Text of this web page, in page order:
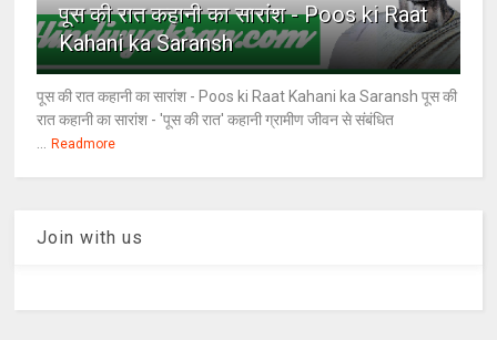
पूस की रात कहानी का सारांश - Poos ki Raat
Kahani ka Saransh
पूस की रात कहानी का सारांश - Poos ki Raat Kahani ka Saransh पूस की
रात कहानी का सारांश - 'पूस की रात' कहानी ग्रामीण जीवन से संबंधित
... Readmore
Join with us